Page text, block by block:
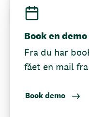
Book en
Fra du har
fået en mail
Book demo